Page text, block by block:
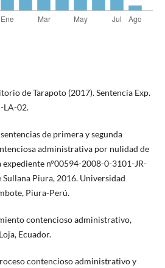
de Tarapoto (2017). Sentencia Exp.
LA-02.
de primera y segunda
administrativa por nulidad de
n°00594-2008-0-3101-JR-
Piura, 2016. Universidad
Piura-Perú.
contencioso administrativo,
Ecuador.
contencioso administrativo y